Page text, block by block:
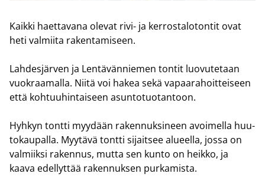
Kaik­ki haet­ta­va­na ole­vat rivi- ja ker­ros­ta­lo­ton­tit ovat
heti val­mii­ta ra­ken­ta­mi­seen.
Lah­des­jär­ven ja Len­tä­vän­nie­men ton­tit luo­vu­te­taan
vuo­kraa­mal­la. Niitä voi hakea sekä va­paa­ra­hoit­tei­seen
että koh­tuu­hin­tai­seen asun­to­tuo­tan­toon.
Hyh­kyn tont­ti myy­dään ra­ken­nuk­si­neen avoi­mel­la huu­
to­kau­pal­la. Myy­tä­vä tont­ti si­jait­see alu­eel­la, jossa on
val­miik­si ra­ken­nus, mutta sen kunto on heik­ko, ja
kaava edel­lyt­tää ra­ken­nuk­sen pur­ka­mis­ta.